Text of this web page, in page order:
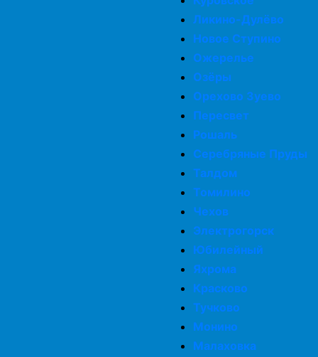
Ликино-Дулёво
Новое Ступино
Ожерелье
Озёры
Орехово Зуево
Пересвет
Рошаль
Серебряные Пруды
Талдом
Томилино
Чехов
Электрогорск
Юбилейный
Яхрома
Красково
Тучково
Монино
Малаховка